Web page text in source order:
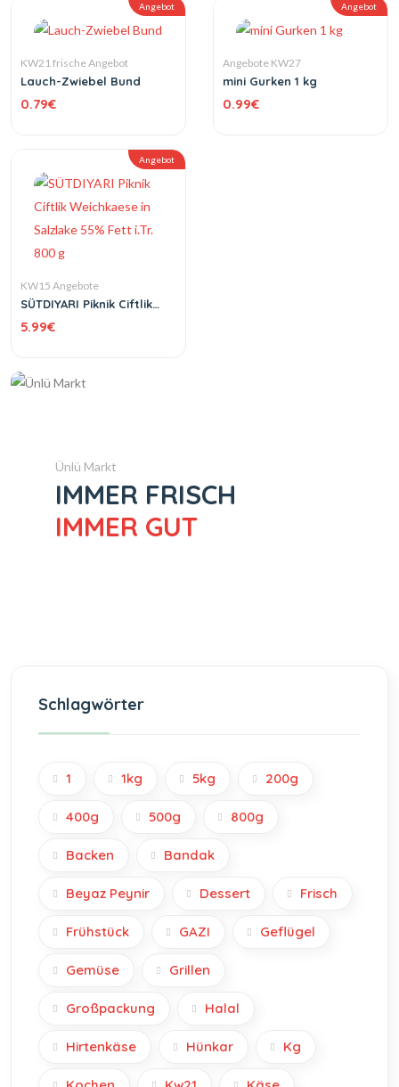
Angebot
KW21 frische Angebot
Lauch-Zwiebel Bund
0.79€
Angebot
Angebote KW27
mini Gurken 1 kg
0.99€
Angebot
KW15 Angebote
SÜTDIYARI Piknik Ciftlik
55% Fett i.Tr. 800 g
5.99€
Ünlü Markt
IMMER FRISCH
IMMER GUT
Schlagwörter
1 1kg 5kg 200g
400g 500g 800g
Backen Bandak
Beyaz Peynir Dessert Frisch
Frühstück GAZI Geflügel
Gemüse Grillen
Großpackung Halal
Hirtenkäse Hünkar Kg